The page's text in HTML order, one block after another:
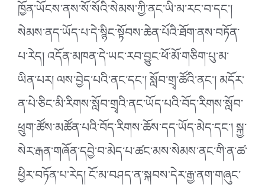
ཁྱོན་ཡོངས་ནས་སོ་སོའི་སེམས་ཀྱི་ནང་ཡི་མ་རང་བ་དང༌།
སེམས་ནད་ཡོད་པ་དེ་སྙིང་སྟོབས་ཆེན་པོའི་ཐོག་ནས་བཏོན་
པ་རེད། འདོན་མཁན་དེ་ཡང་རབ་བྱུང་ཕོ་མོ་གཅིག་པུ་མ་
ཡིན་པར། ལས་བྱེད་པའི་ནང་དང༌། སློབ་གྲྭ་ཚོའི་ནང༌། མདོར་
ན་པེ་ཅིང་མི་རིགས་སློབ་གྲྭའི་ནང་ཡོད་པའི་བོད་རིགས་སློབ་
ཕྲུག་ཚོས་མཚོན་པའི་བོད་རིགས་ཆོས་དད་ཡོད་མེད་དང༌། སྐྱ་
སེར་རྒན་གཞོན་དབྱེ་བ་མེད་པ་ཚང་མས་སེམས་ནང་གི་ན་ཚ་
ཕྱིར་བཏོན་པ་རེད། ངོ་མ་བཤད་ན་སྐབས་དེར་རྒྱ་ནག་གཞུང་